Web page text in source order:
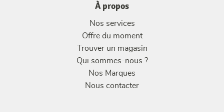
À propos
Nos services
Offre du moment
Trouver un magasin
Qui sommes-nous ?
Nos Marques
Nous contacter